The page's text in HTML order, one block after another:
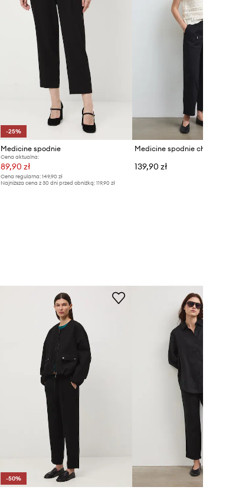
Zalecamy wybór rozmiaru
mniejszego, niż nosisz zazwyczaj.
Zobacz wymiary produktu
-25%
Medicine spodnie
Cena aktualna:
89,90 zł
Cena regularna:149,90 zł
Najniższa cena z 30 dni przed obniżką:119,90 zł
139,90 zł
-50%